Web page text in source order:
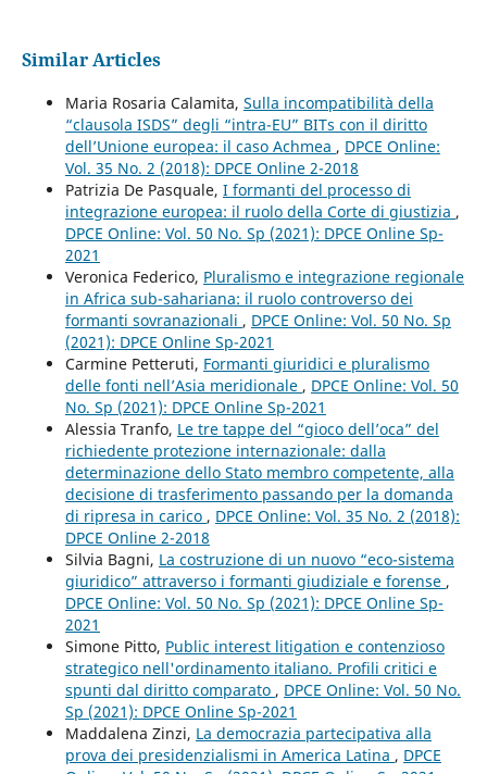
Similar Articles
Maria Rosaria Calamita, Sulla incompatibilità della
“clausola ISDS” degli “intra-EU” BITs con il diritto
dell’Unione europea: il caso Achmea , DPCE Online:
Vol. 35 No. 2 (2018): DPCE Online 2-2018
Patrizia De Pasquale, I formanti del processo di
integrazione europea: il ruolo della Corte di giustizia ,
DPCE Online: Vol. 50 No. Sp (2021): DPCE Online Sp-
2021
Veronica Federico, Pluralismo e integrazione regionale
in Africa sub-sahariana: il ruolo controverso dei
formanti sovranazionali , DPCE Online: Vol. 50 No. Sp
(2021): DPCE Online Sp-2021
Carmine Petteruti, Formanti giuridici e pluralismo
delle fonti nell’Asia meridionale , DPCE Online: Vol. 50
No. Sp (2021): DPCE Online Sp-2021
Alessia Tranfo, Le tre tappe del “gioco dell’oca” del
richiedente protezione internazionale: dalla
determinazione dello Stato membro competente, alla
decisione di trasferimento passando per la domanda
di ripresa in carico , DPCE Online: Vol. 35 No. 2 (2018):
DPCE Online 2-2018
Silvia Bagni, La costruzione di un nuovo “eco-sistema
giuridico” attraverso i formanti giudiziale e forense ,
DPCE Online: Vol. 50 No. Sp (2021): DPCE Online Sp-
2021
Simone Pitto, Public interest litigation e contenzioso
strategico nell'ordinamento italiano. Profili critici e
spunti dal diritto comparato , DPCE Online: Vol. 50 No.
Sp (2021): DPCE Online Sp-2021
Maddalena Zinzi, La democrazia partecipativa alla
prova dei presidenzialismi in America Latina , DPCE